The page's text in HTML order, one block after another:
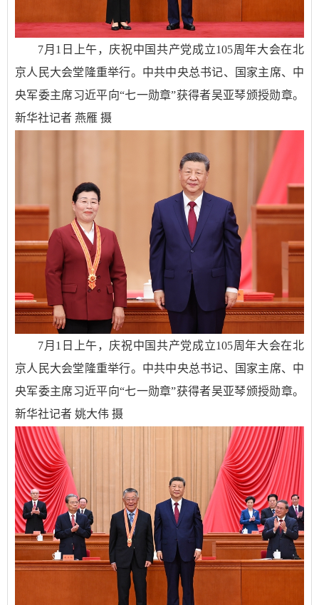
7月1日上午，庆祝中国共产党成立105周年大会在北
京人民大会堂隆重举行。中共中央总书记、国家主席、中
央军委主席习近平向“七一勋章”获得者吴亚琴颁授勋章。
新华社记者 燕雁 摄
7月1日上午，庆祝中国共产党成立105周年大会在北
京人民大会堂隆重举行。中共中央总书记、国家主席、中
央军委主席习近平向“七一勋章”获得者吴亚琴颁授勋章。
新华社记者 姚大伟 摄